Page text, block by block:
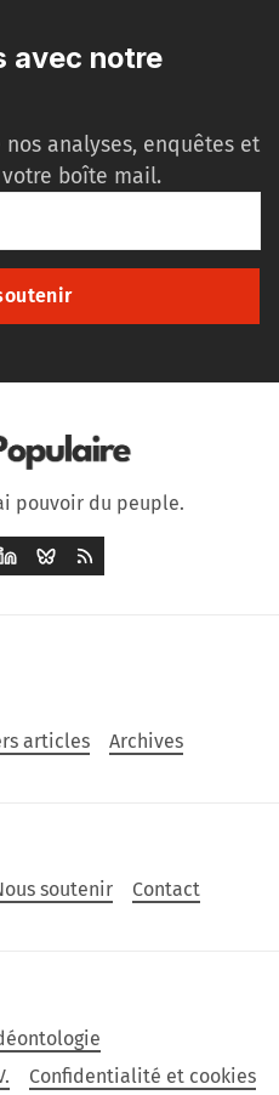
avec notre
nos analyses, enquêtes et
boîte mail.
pouvoir du peuple.
articles
Archives
soutenir
Contact
Confidentialité et cookies